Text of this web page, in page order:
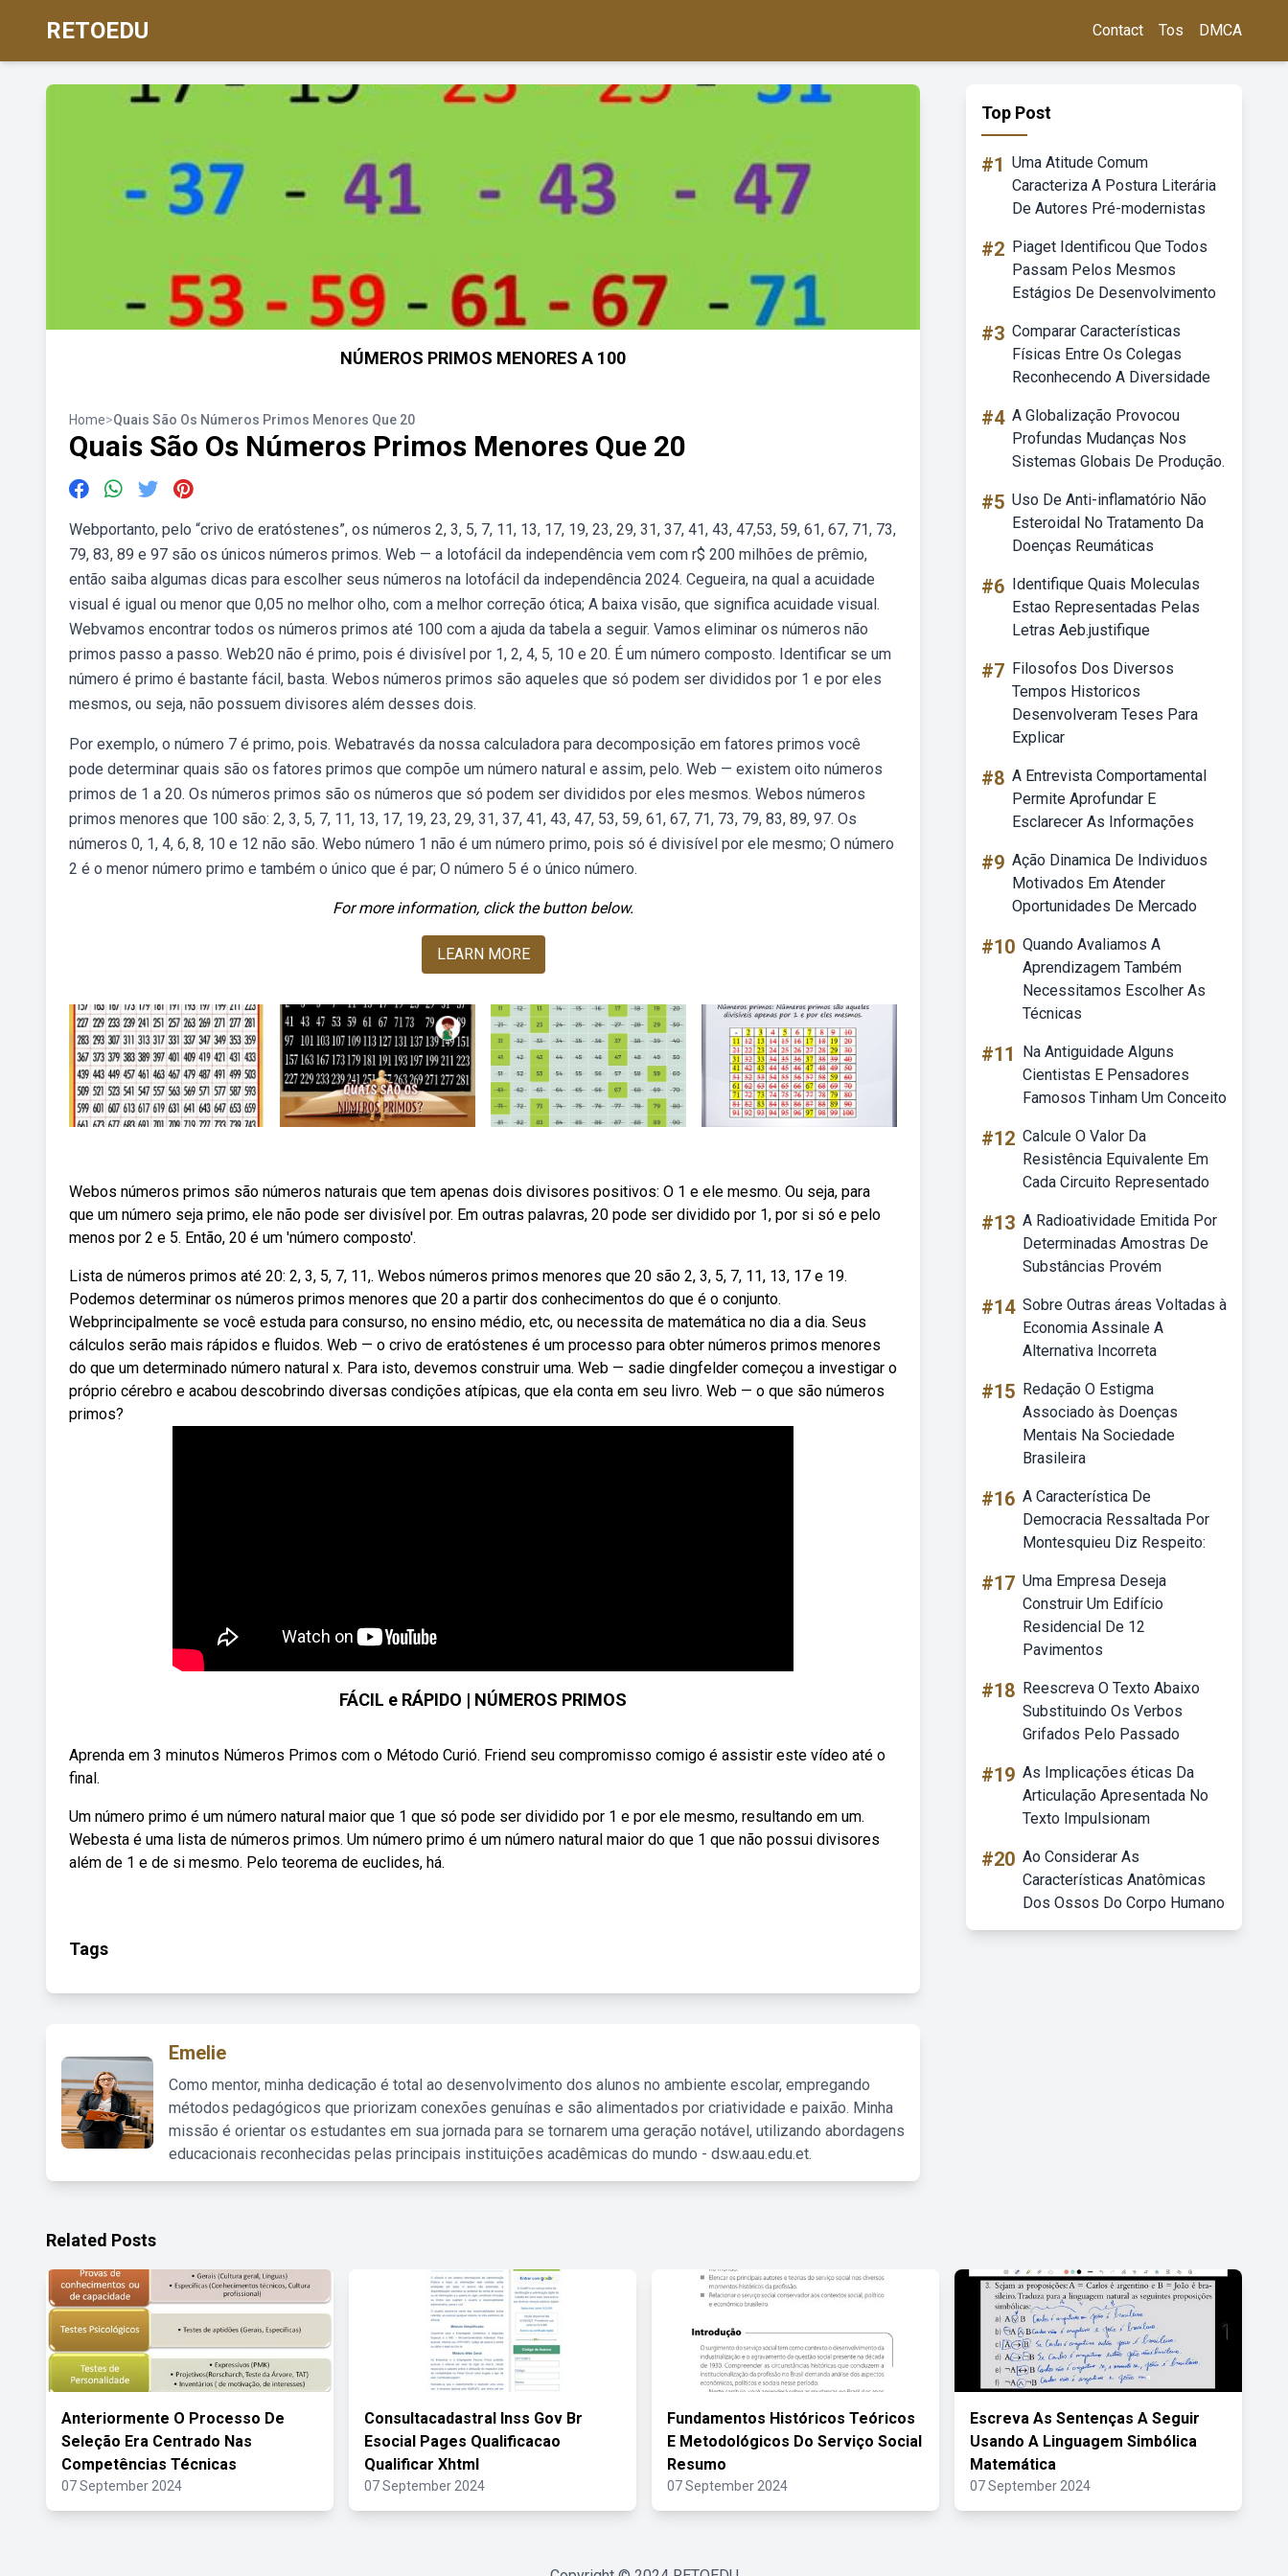
RETOEDU Contact Tos DMCA
NÚMEROS PRIMOS MENORES A 100
Home>Quais São Os Números Primos Menores Que 20
Quais São Os Números Primos Menores Que 20
Webportanto, pelo “crivo de eratóstenes”, os números 2, 3, 5, 7, 11, 13, 17, 19, 23, 29, 31, 37, 41, 43, 47,53, 59, 61, 67, 71, 73,
79, 83, 89 e 97 são os únicos números primos. Web — a lotofácil da independência vem com r$ 200 milhões de prêmio,
então saiba algumas dicas para escolher seus números na lotofácil da independência 2024. Cegueira, na qual a acuidade
visual é igual ou menor que 0,05 no melhor olho, com a melhor correção ótica; A baixa visão, que significa acuidade visual.
Webvamos encontrar todos os números primos até 100 com a ajuda da tabela a seguir. Vamos eliminar os números não
primos passo a passo. Web20 não é primo, pois é divisível por 1, 2, 4, 5, 10 e 20. É um número composto. Identificar se um
número é primo é bastante fácil, basta. Webos números primos são aqueles que só podem ser divididos por 1 e por eles
mesmos, ou seja, não possuem divisores além desses dois.
Por exemplo, o número 7 é primo, pois. Webatravés da nossa calculadora para decomposição em fatores primos você
pode determinar quais são os fatores primos que compõe um número natural e assim, pelo. Web — existem oito números
primos de 1 a 20. Os números primos são os números que só podem ser divididos por eles mesmos. Webos números
primos menores que 100 são: 2, 3, 5, 7, 11, 13, 17, 19, 23, 29, 31, 37, 41, 43, 47, 53, 59, 61, 67, 71, 73, 79, 83, 89, 97. Os
números 0, 1, 4, 6, 8, 10 e 12 não são. Webo número 1 não é um número primo, pois só é divisível por ele mesmo; O número
2 é o menor número primo e também o único que é par; O número 5 é o único número.
For more information, click the button below.
LEARN MORE
Webos números primos são números naturais que tem apenas dois divisores positivos: O 1 e ele mesmo. Ou seja, para
que um número seja primo, ele não pode ser divisível por. Em outras palavras, 20 pode ser dividido por 1, por si só e pelo
menos por 2 e 5. Então, 20 é um 'número composto'.
Lista de números primos até 20: 2, 3, 5, 7, 11,. Webos números primos menores que 20 são 2, 3, 5, 7, 11, 13, 17 e 19.
Podemos determinar os números primos menores que 20 a partir dos conhecimentos do que é o conjunto.
Webprincipalmente se você estuda para consurso, no ensino médio, etc, ou necessita de matemática no dia a dia. Seus
cálculos serão mais rápidos e fluidos. Web — o crivo de eratóstenes é um processo para obter números primos menores
do que um determinado número natural x. Para isto, devemos construir uma. Web — sadie dingfelder começou a investigar o
próprio cérebro e acabou descobrindo diversas condições atípicas, que ela conta em seu livro. Web — o que são números
primos?
FÁCIL e RÁPIDO | NÚMEROS PRIMOS
Aprenda em 3 minutos Números Primos com o Método Curió. Friend seu compromisso comigo é assistir este vídeo até o
final.
Um número primo é um número natural maior que 1 que só pode ser dividido por 1 e por ele mesmo, resultando em um.
Webesta é uma lista de números primos. Um número primo é um número natural maior do que 1 que não possui divisores
além de 1 e de si mesmo. Pelo teorema de euclides, há.
Tags
Emelie
Como mentor, minha dedicação é total ao desenvolvimento dos alunos no ambiente escolar, empregando
métodos pedagógicos que priorizam conexões genuínas e são alimentados por criatividade e paixão. Minha
missão é orientar os estudantes em sua jornada para se tornarem uma geração notável, utilizando abordagens
educacionais reconhecidas pelas principais instituições acadêmicas do mundo - dsw.aau.edu.et.
Top Post
#1 Uma Atitude Comum
Caracteriza A Postura Literária
De Autores Pré-modernistas
#2 Piaget Identificou Que Todos
Passam Pelos Mesmos
Estágios De Desenvolvimento
#3 Comparar Características
Físicas Entre Os Colegas
Reconhecendo A Diversidade
#4 A Globalização Provocou
Profundas Mudanças Nos
Sistemas Globais De Produção.
#5 Uso De Anti-inflamatório Não
Esteroidal No Tratamento Da
Doenças Reumáticas
#6 Identifique Quais Moleculas
Estao Representadas Pelas
Letras Aeb.justifique
#7 Filosofos Dos Diversos
Tempos Historicos
Desenvolveram Teses Para
Explicar
#8 A Entrevista Comportamental
Permite Aprofundar E
Esclarecer As Informações
#9 Ação Dinamica De Individuos
Motivados Em Atender
Oportunidades De Mercado
#10 Quando Avaliamos A
Aprendizagem Também
Necessitamos Escolher As
Técnicas
#11
Na Antiguidade Alguns
Cientistas E Pensadores
Famosos Tinham Um Conceito
#12 Calcule O Valor Da
Resistência Equivalente Em
Cada Circuito Representado
#13 A Radioatividade Emitida Por
Determinadas Amostras De
Substâncias Provém
#14 Sobre Outras áreas Voltadas à
Economia Assinale A
Alternativa Incorreta
#15 Redação O Estigma
Associado às Doenças
Mentais Na Sociedade
Brasileira
#16 A Característica De
Democracia Ressaltada Por
Montesquieu Diz Respeito:
#17 Uma Empresa Deseja
Construir Um Edifício
Residencial De 12
Pavimentos
#18 Reescreva O Texto Abaixo
Substituindo Os Verbos
Grifados Pelo Passado
#19 As Implicações éticas Da
Articulação Apresentada No
Texto Impulsionam
#20 Ao Considerar As
Características Anatômicas
Dos Ossos Do Corpo Humano
Related Posts
Anteriormente O Processo De
Seleção Era Centrado Nas
Competências Técnicas
07 September 2024
Consultacadastral Inss Gov Br
Esocial Pages Qualificacao
Qualificar Xhtml
07 September 2024
Fundamentos Históricos Teóricos
E Metodológicos Do Serviço Social
Resumo
07 September 2024
Escreva As Sentenças A Seguir
Usando A Linguagem Simbólica
Matemática
07 September 2024